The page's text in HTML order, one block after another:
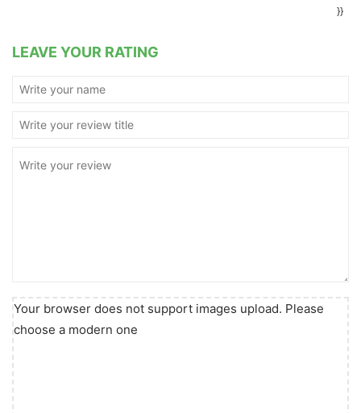
}}
LEAVE YOUR RATING
Your browser does not support images upload. Please
choose a modern one